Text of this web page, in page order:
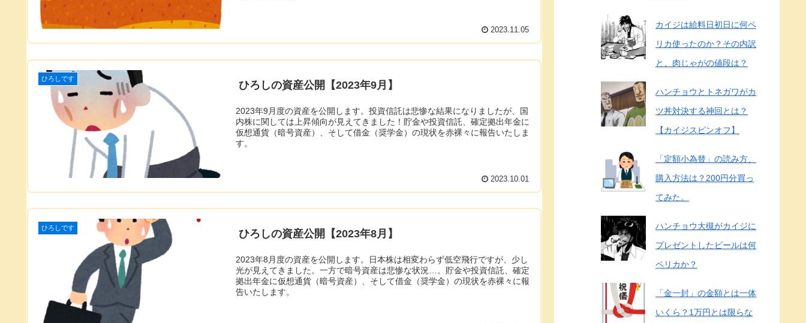
2023.11.05
ひろしです
ひろしの資産公開【2023年9月】
2023年9月度の資産を公開します。投資信託は悲惨な結果になりましたが、国
内株に関しては上昇傾向が見えてきました！貯金や投資信託、確定拠出年金に
仮想通貨（暗号資産）、そして借金（奨学金）の現状を赤裸々に報告いたしま
す。
2023.10.01
ひろしです
ひろしの資産公開【2023年8月】
2023年8月度の資産を公開します。日本株は相変わらず低空飛行ですが、少し
光が見えてきました。一方で暗号資産は悲惨な状況…。貯金や投資信託、確定
拠出年金に仮想通貨（暗号資産）、そして借金（奨学金）の現状を赤裸々に報
告いたします。
カイジは給料日初日に何ペ
リカ使ったのか？その内訳
と、肉じゃがの値段は？
ハンチョウとトネガワがカ
ツ丼対決する神回とは？
【カイジスピンオフ】
「定額小為替」の読み方、
購入方法は？200円分買っ
てみた。
ハンチョウ大槻がカイジに
プレゼントしたビールは何
ペリカか？
「金一封」の金額とは一体
いくら？1万円とは限らな